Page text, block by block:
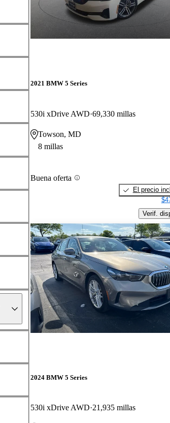
2021 BMW 5 Series
530i xDrive AWD 69,330 millas
Towson, MD
8 millas
Buena oferta
El precio
Verif.
2024 BMW 5 Series
530i xDrive AWD 21,935 millas